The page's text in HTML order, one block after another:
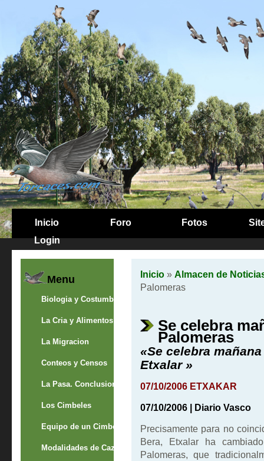
Inicio Foro Fotos
Login
Menu
Biologia y Costumbres
La Cria y Alimentos
La Migracion
Conteos y Censos
La Pasa. Conclusion
Los Cimbeles
Equipo de un Cimbelero
Modalidades de Caza
Inicio» Almacen de
Palomeras
Se celebra
Palomeras
«Se celebra
Etxalar »
07/10/2006 ETXAKAR
07/10/2006 | Diario Vasco
Precisamente para no
Bera, Etxalar ha
Palomeras, que